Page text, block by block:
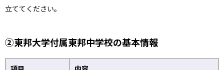
立ててください。
②東邦大学付属東邦中学校の基本情報